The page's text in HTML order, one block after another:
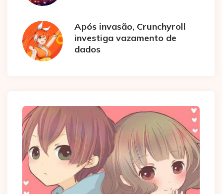
Após invasão, Crunchyroll
investiga vazamento de
dados